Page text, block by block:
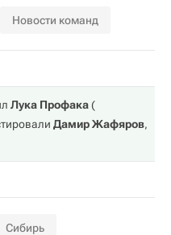
Новости команд
Лука Профака(
Дамир Жафяров,
Сибирь